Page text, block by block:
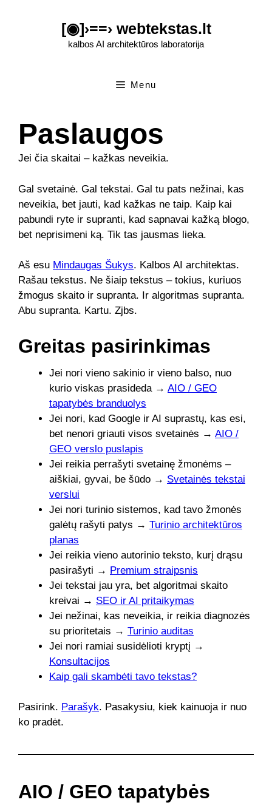
[◉]›==› webtekstas.lt
kalbos AI architektūros laboratorija
Menu
Paslaugos
Jei čia skaitai – kažkas neveikia.
Gal svetainė. Gal tekstai. Gal tu pats nežinai, kas
neveikia, bet jauti, kad kažkas ne taip. Kaip kai
pabundi ryte ir supranti, kad sapnavai kažką blogo,
bet neprisimeni ką. Tik tas jausmas lieka.
Aš esu Mindaugas Šukys. Kalbos AI architektas.
Rašau tekstus. Ne šiaip tekstus – tokius, kuriuos
žmogus skaito ir supranta. Ir algoritmas supranta.
Abu supranta. Kartu. Zjbs.
Greitas pasirinkimas
Jei nori vieno sakinio ir vieno balso, nuo
kurio viskas prasideda → AIO / GEO
tapatybės branduolys
Jei nori, kad Google ir AI suprastų, kas esi,
bet nenori griauti visos svetainės → AIO /
GEO verslo puslapis
Jei reikia perrašyti svetainę žmonėms –
aiškiai, gyvai, be šūdo → Svetainės tekstai
verslui
Jei nori turinio sistemos, kad tavo žmonės
galėtų rašyti patys → Turinio architektūros
planas
Jei reikia vieno autorinio teksto, kurį drąsu
pasirašyti → Premium straipsnis
Jei tekstai jau yra, bet algoritmai skaito
kreivai → SEO ir AI pritaikymas
Jei nežinai, kas neveikia, ir reikia diagnozės
su prioritetais → Turinio auditas
Jei nori ramiai susidėlioti kryptį →
Konsultacijos
Kaip gali skambėti tavo tekstas?
Pasirink. Parašyk. Pasakysiu, kiek kainuoja ir nuo
ko pradėt.
AIO / GEO tapatybės